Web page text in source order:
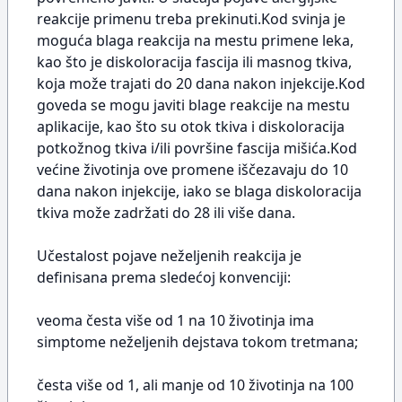
reakcije primenu treba prekinuti.Kod svinja je
moguća blaga reakcija na mestu primene leka,
kao što je diskoloracija fascija ili masnog tkiva,
koja može trajati do 20 dana nakon injekcije.Kod
goveda se mogu javiti blage reakcije na mestu
aplikacije, kao što su otok tkiva i diskoloracija
potkožnog tkiva i/ili površine fascija mišića.Kod
većine životinja ove promene iščezavaju do 10
dana nakon injekcije, iako se blaga diskoloracija
tkiva može zadržati do 28 ili više dana.
Učestalost pojave neželjenih reakcija je
definisana prema sledećoj konvenciji:
veoma česta više od 1 na 10 životinja ima
simptome neželjenih dejstava tokom tretmana;
česta više od 1, ali manje od 10 životinja na 100